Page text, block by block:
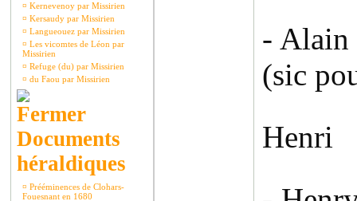
¤ Kernevenoy par Missirien
¤ Kersaudy par Missirien
¤ Langueouez par Missirien
¤ Les vicomtes de Léon par
Missirien
¤ Refuge (du) par Missirien
¤ du Faou par Missirien
Documents
héraldiques
¤ Prééminences de Clohars-
Fouesnant en 1680
- Alain
(sic
Henri